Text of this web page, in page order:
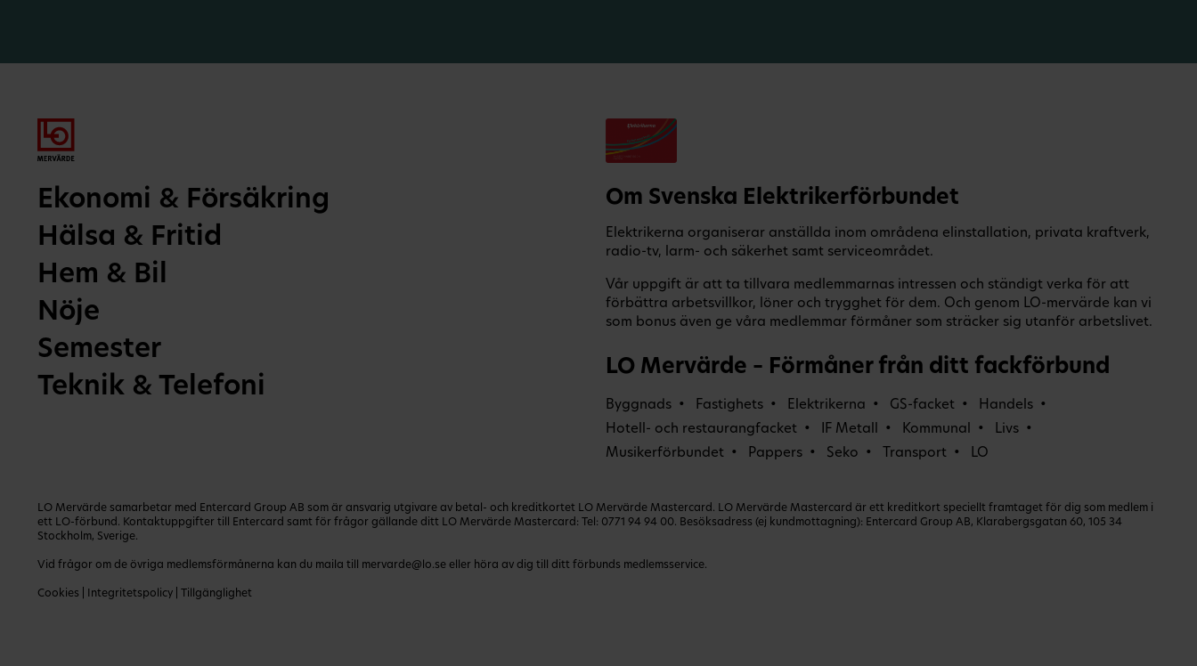
Ekonomi & Försäkring
Hälsa & Fritid
Hem & Bil
Nöje
Semester
Teknik & Telefoni
Om Svenska Elektrikerförbundet
Elektrikerna organiserar anställda inom områdena elinstallation, privata kraftverk,
radio-tv, larm- och säkerhet samt serviceområdet.
Vår uppgift är att ta tillvara medlemmarnas intressen och ständigt verka för att
förbättra arbetsvillkor, löner och trygghet för dem. Och genom LO-mervärde kan vi
som bonus även ge våra medlemmar förmåner som sträcker sig utanför arbetslivet.
LO Mervärde – Förmåner från ditt fackförbund
Byggnads Fastighets Elektrikerna GS-facket
Handels
Hotell- och restaurangfacket
IF Metall Kommunal
Livs
Musikerförbundet
Pappers Seko Transport LO
LO Mervärde samarbetar med Entercard Group AB som är ansvarig utgivare av betal- och kreditkortet LO Mervärde Mastercard. LO Mervärde Mastercard är ett kreditkort speciellt framtaget för dig som medlem i
ett LO-förbund. Kontaktuppgifter till Entercard samt för frågor gällande ditt LO Mervärde Mastercard: Tel: 0771 94 94 00. Besöksadress (ej kundmottagning): Entercard Group AB, Klarabergsgatan 60, 105 34
Stockholm, Sverige.
Vid frågor om de övriga medlemsförmånerna kan du maila till mervarde@lo.se eller höra av dig till ditt förbunds medlemsservice.
Cookies Integritetspolicy Tillgänglighet